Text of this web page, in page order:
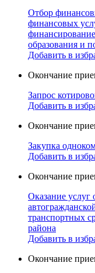
Отбор
финансовых
образования и
Добавить в
Окончание
Запрос
Добавить в
Окончание
Закупка
Добавить в
Окончание
Оказание услуг
транспортных
района
Добавить в
Окончание